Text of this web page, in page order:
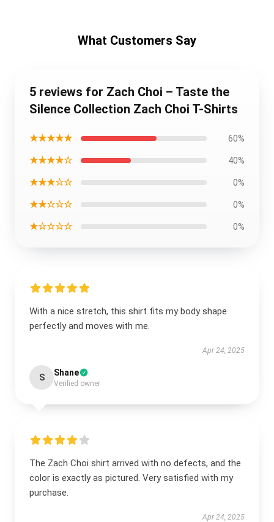
What Customers Say
5 reviews for Zach Choi – Taste the
Silence Collection Zach Choi T-Shirts
★★★★★ 60%
★★★★☆ 40%
★★★☆☆ 0%
★★☆☆☆ 0%
★☆☆☆☆ 0%
With a nice stretch, this shirt fits my body shape
perfectly and moves with me.
Apr 24, 2025
S Shane
Verified owner
The Zach Choi shirt arrived with no defects, and the
color is exactly as pictured. Very satisfied with my
purchase.
Apr 24, 2025